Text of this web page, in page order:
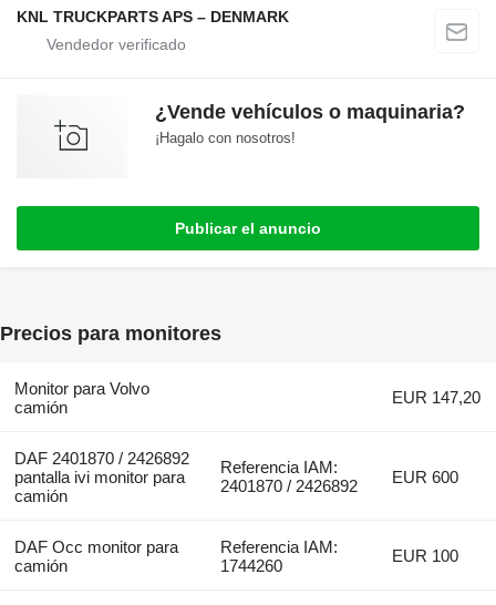
KNL TRUCKPARTS APS – DENMARK
¿Vende vehículos o maquinaria?
¡Hagalo con nosotros!
Publicar el anuncio
Precios para monitores
Monitor para Volvo
camión
EUR 147,20
DAF 2401870 / 2426892
pantalla ivi monitor para
camión
Referencia IAM:
2401870 / 2426892
EUR 600
DAF Occ monitor para
camión
Referencia IAM:
1744260
EUR 100